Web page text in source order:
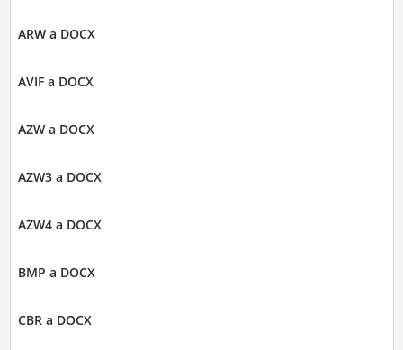
ARW a DOCX
AVIF a DOCX
AZW a DOCX
AZW3 a DOCX
AZW4 a DOCX
BMP a DOCX
CBR a DOCX